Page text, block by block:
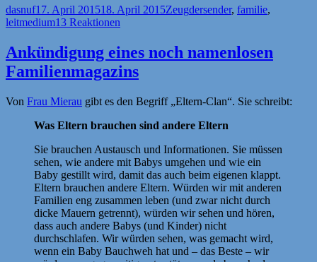
Autor
dasnufVeröffentlicht
am
17. April 201518. April 2015Kategorien
ZeugSchlagwörter
dersender, familie,
leitmedium13 Reaktionen
Ankündigung eines noch namenlosen
Familienmagazins
Von Frau Mierau gibt es den Begriff „Eltern-Clan“. Sie schreibt:
Was Eltern brauchen sind andere Eltern
Sie brauchen Austausch und Informationen. Sie müssen
sehen, wie andere mit Babys umgehen und wie ein
Baby gestillt wird, damit das auch beim eigenen klappt.
Eltern brauchen andere Eltern. Würden wir mit anderen
Familien eng zusammen leben (und zwar nicht durch
dicke Mauern getrennt), würden wir sehen und hören,
dass auch andere Babys (und Kinder) nicht
durchschlafen. Wir würden sehen, was gemacht wird,
wenn ein Baby Bauchweh hat und – das Beste – wir